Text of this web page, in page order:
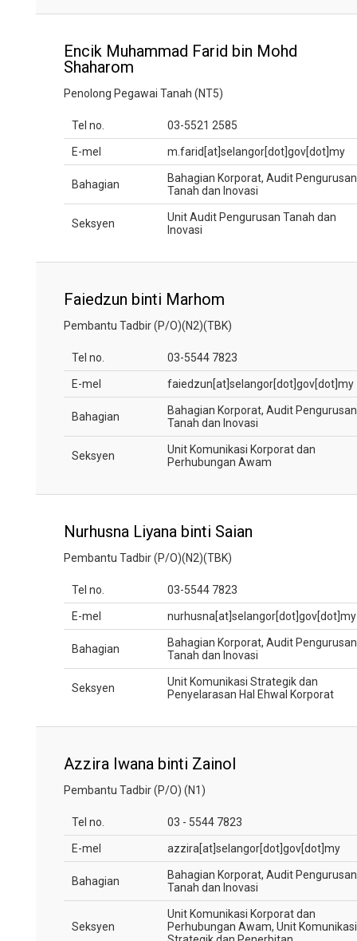
Encik Muhammad Farid bin Mohd
Shaharom
Penolong Pegawai Tanah (NT5)
Tel no. 03-5521 2585
E-mel m.farid[at]selangor[dot]gov[dot]my
Bahagian
Bahagian Korporat, Audit Pengurusan
Tanah dan Inovasi
Seksyen
Unit Audit Pengurusan Tanah dan
Inovasi
Faiedzun binti Marhom
Pembantu Tadbir (P/O)(N2)(TBK)
Tel no. 03-5544 7823
E-mel faiedzun[at]selangor[dot]gov[dot]my
Bahagian
Bahagian Korporat, Audit Pengurusan
Tanah dan Inovasi
Seksyen
Unit Komunikasi Korporat dan
Perhubungan Awam
Nurhusna Liyana binti Saian
Pembantu Tadbir (P/O)(N2)(TBK)
Tel no. 03-5544 7823
E-mel nurhusna[at]selangor[dot]gov[dot]my
Bahagian
Bahagian Korporat, Audit Pengurusan
Tanah dan Inovasi
Seksyen
Unit Komunikasi Strategik dan
Penyelarasan Hal Ehwal Korporat
Azzira Iwana binti Zainol
Pembantu Tadbir (P/O) (N1)
Tel no. 03 - 5544 7823
E-mel azzira[at]selangor[dot]gov[dot]my
Bahagian
Bahagian Korporat, Audit Pengurusan
Tanah dan Inovasi
Seksyen
Unit Komunikasi Korporat dan
Perhubungan Awam, Unit Komunikasi